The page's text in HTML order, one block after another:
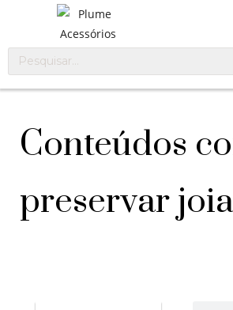
Conteúdos
preservar joia